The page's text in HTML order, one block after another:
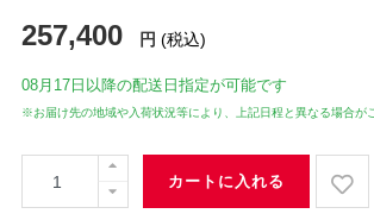
257,400 円 (税込)
08月17日 以降の配送日指定が可能です
※お届け先の地域や入荷状況等により、上記日程と異なる場合が
カートに入れる